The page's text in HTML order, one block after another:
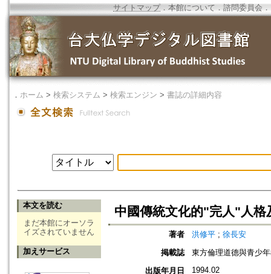
サイトマップ．本館について ． 諮問委員会 ．
． ホーム > 検索システム > 検索エンジン > 書誌の詳細内容
本文を読む
まだ本館にオーソラ
イズされていません
加えサービス
中國傳統文化的"完人"人格
著者 洪修平 ; 徐長安
掲載誌
東方倫理道德與青少
出版年月日
1994.02